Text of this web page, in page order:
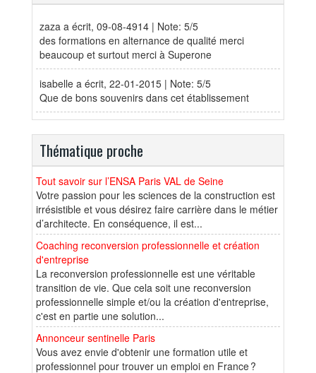
zaza a écrit, 09-08-4914 | Note: 5/5
des formations en alternance de qualité merci
beaucoup et surtout merci à Superone
isabelle a écrit, 22-01-2015 | Note: 5/5
Que de bons souvenirs dans cet établissement
Thématique proche
Tout savoir sur l’ENSA Paris VAL de Seine
Votre passion pour les sciences de la construction est
irrésistible et vous désirez faire carrière dans le métier
d’architecte. En conséquence, il est...
Coaching reconversion professionnelle et création
d'entreprise
La reconversion professionnelle est une véritable
transition de vie. Que cela soit une reconversion
professionnelle simple et/ou la création d'entreprise,
c'est en partie une solution...
Annonceur sentinelle Paris
Vous avez envie d'obtenir une formation utile et
professionnel pour trouver un emploi en France ?